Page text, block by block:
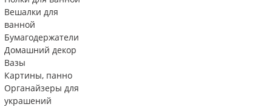
Вешалки для
ванной
Бумагодержатели
Домашний декор
Вазы
Картины, панно
Органайзеры для
украшений